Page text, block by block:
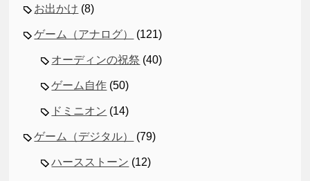
お出かけ (8)
ゲーム（アナログ） (121)
オーディンの祝祭 (40)
ゲーム自作 (50)
ドミニオン (14)
ゲーム（デジタル） (79)
ハースストーン (12)